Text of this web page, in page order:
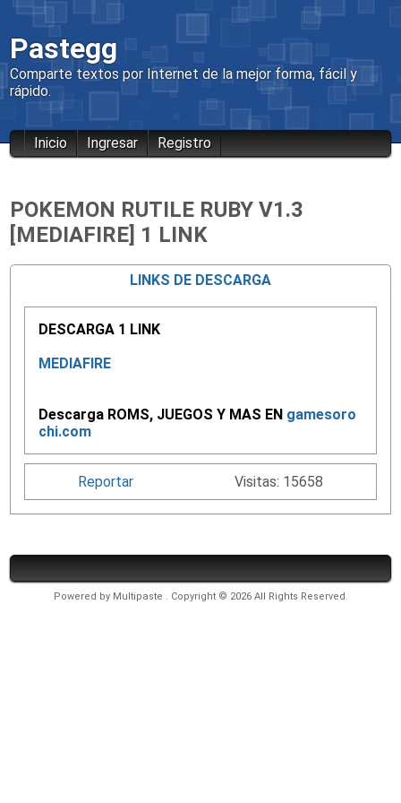
Pastegg
Comparte textos por Internet de la mejor forma, fácil y
rápido.
Inicio Ingresar Registro
POKEMON RUTILE RUBY V1.3
[MEDIAFIRE] 1 LINK
LINKS DE DESCARGA
DESCARGA 1 LINK
MEDIAFIRE
Descarga ROMS, JUEGOS Y MAS EN gamesoro
chi.com
Reportar Visitas: 15658
Powered by Multipaste . Copyright © 2026 All Rights Reserved.